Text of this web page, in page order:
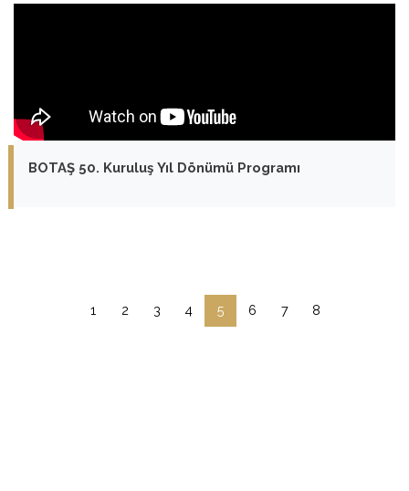
BOTAŞ 50. Kuruluş Yıl Dönümü Programı
1 2 3 4 5 6 7 8